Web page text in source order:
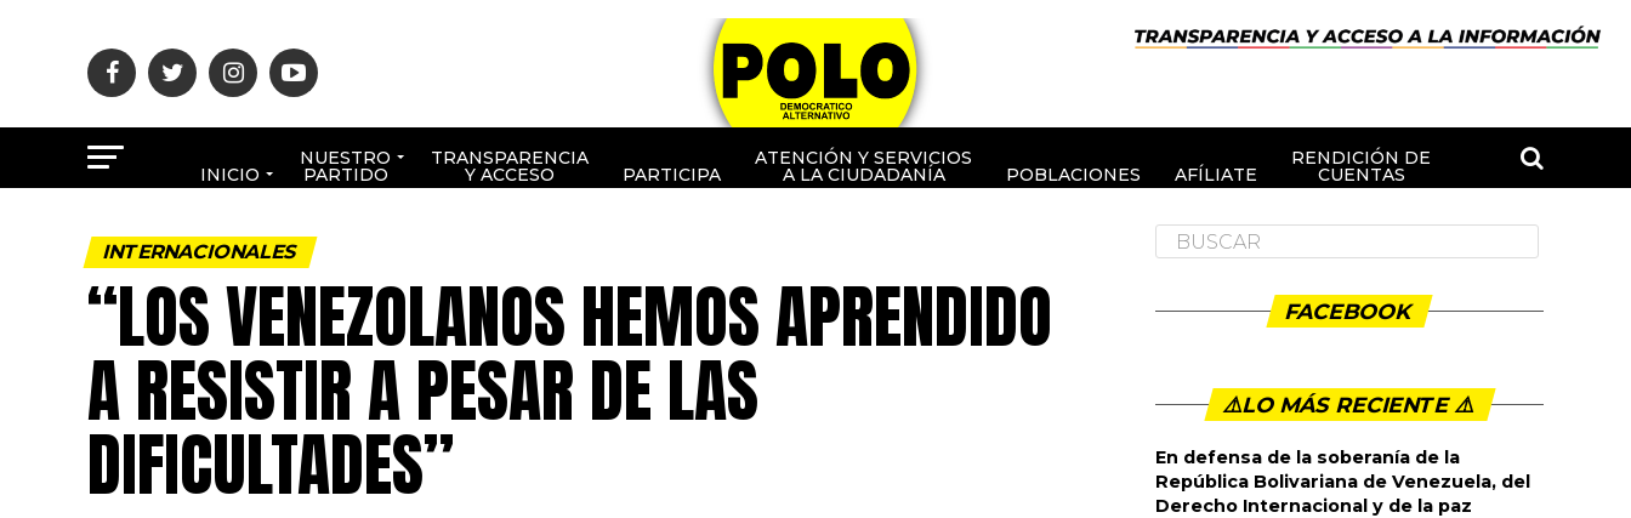
INICIO
NUESTRO
PARTIDO
TRANSPARENCIA
Y ACCESO PARTICIPA
ATENCIÓN Y SERVICIOS
A LA CIUDADANÍA POBLACIONES AFÍLIATE
RENDICIÓN DE
CUENTAS
INTERNACIONALES
“LOS VENEZOLANOS HEMOS APRENDIDO
A RESISTIR A PESAR DE LAS
DIFICULTADES”
FACEBOOK
⚠️LO MÁS RECIENTE ⚠️️
En defensa de la soberanía de la
República Bolivariana de Venezuela, del
Derecho Internacional y de la paz